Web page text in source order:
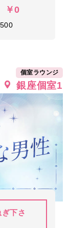
￥0
個室ラウンジ
銀座個室1
下さ